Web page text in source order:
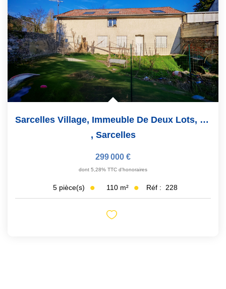
Sarcelles Village, Immeuble De Deux Lots, 110 M²
, Sarcelles
299 000 €
dont 5,28% TTC d'honoraires
5 pièce(s) 110 m² Réf : 228